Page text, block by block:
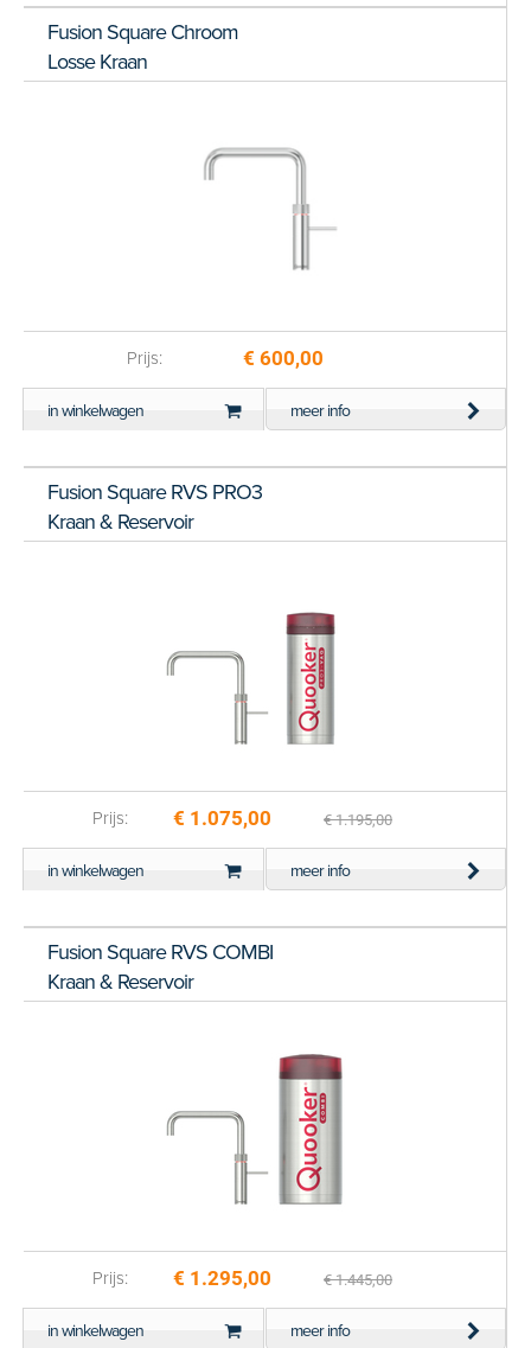
Fusion Square Chroom
Losse Kraan
Prijs: € 600,00
in winkelwagen meer info
Fusion Square RVS PRO3
Kraan & Reservoir
Prijs: € 1.075,00 € 1.195,00
in winkelwagen meer info
Fusion Square RVS COMBI
Kraan & Reservoir
Prijs: € 1.295,00 € 1.445,00
in winkelwagen meer info